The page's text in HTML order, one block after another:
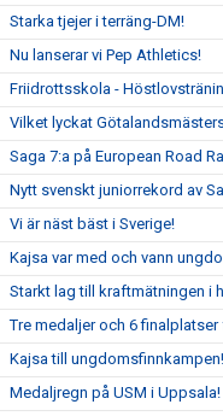
Starka tjejer i terräng-DM!
Nu lanserar vi Pep Athletics!
Friidrottsskola -
Vilket lyckat
Saga 7:a på European Road
Nytt svenskt juniorrekord av
Vi är näst bäst i Sverige!
Kajsa var med och vann
Starkt lag till kraftmätningen i
Tre medaljer och 6
Kajsa till ungdomsfinnkampen!
Medaljregn på USM i Uppsala!